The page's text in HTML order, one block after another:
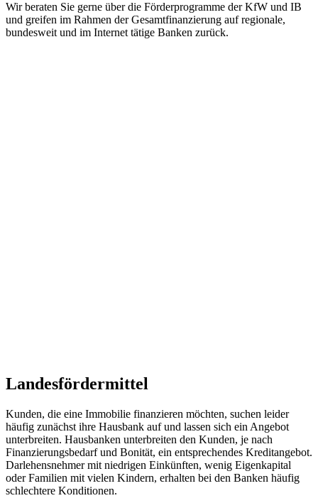
Wir beraten Sie gerne über die Förderprogramme der KfW und IB
und greifen im Rahmen der Gesamtfinanzierung auf regionale,
bundesweit und im Internet tätige Banken zurück.
Landesfördermittel
Kunden, die eine Immobilie finanzieren möchten, suchen leider
häufig zunächst ihre Hausbank auf und lassen sich ein Angebot
unterbreiten. Hausbanken unterbreiten den Kunden, je nach
Finanzierungsbedarf und Bonität, ein entsprechendes Kreditangebot.
Darlehensnehmer mit niedrigen Einkünften, wenig Eigenkapital
oder Familien mit vielen Kindern, erhalten bei den Banken häufig
schlechtere Konditionen.